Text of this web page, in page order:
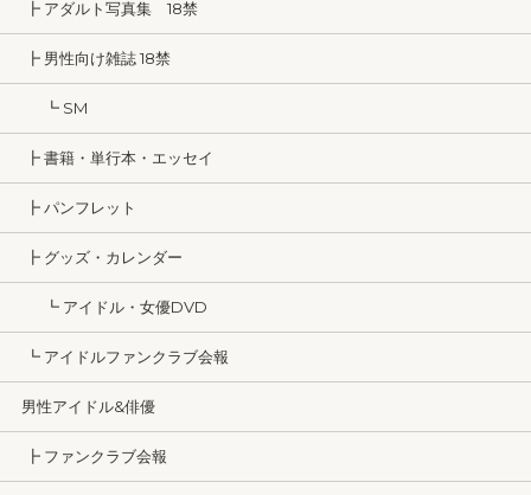
┣ アダルト写真集 18禁
┣ 男性向け雑誌 18禁
┗ SM
┣ 書籍・単行本・エッセイ
┣ パンフレット
┣ グッズ・カレンダー
┗ アイドル・女優DVD
┗ アイドルファンクラブ会報
男性アイドル&俳優
┣ ファンクラブ会報